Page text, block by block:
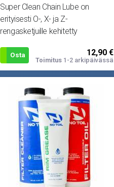
Super Clean Chain Lube on
erityisesti O-, X- ja Z-
rengasketjuille kehitetty
kiinni, muodos
Osta 12,90 €
Toimitus 1-2 arkipäivässä